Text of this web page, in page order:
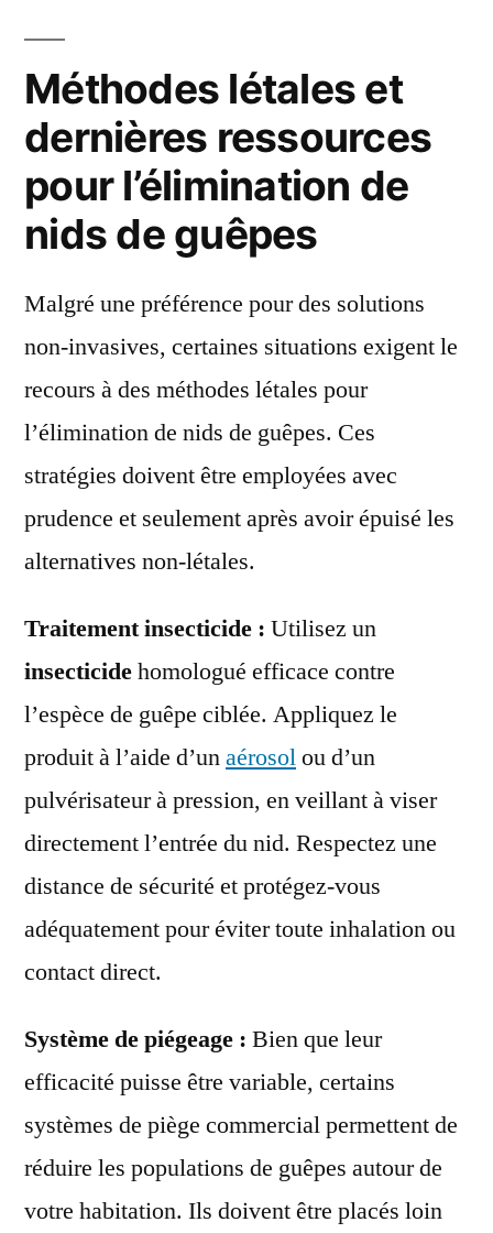
Méthodes létales et
dernières ressources
pour l’élimination de
nids de guêpes
Malgré une préférence pour des solutions
non-invasives, certaines situations exigent le
recours à des méthodes létales pour
l’élimination de nids de guêpes. Ces
stratégies doivent être employées avec
prudence et seulement après avoir épuisé les
alternatives non-létales.
Traitement insecticide : Utilisez un
insecticidehomologué efficace contre
l’espèce de guêpe ciblée. Appliquez le
produit à l’aide d’unaérosolou d’un
pulvérisateur à pression, en veillant à viser
directement l’entrée du nid. Respectez une
distance de sécurité et protégez-vous
adéquatement pour éviter toute inhalation ou
contact direct.
Système de piégeage : Bien que leur
efficacité puisse être variable, certains
systèmes de piège commercial permettent de
réduire les populations de guêpes autour de
votre habitation. Ils doivent être placés loin